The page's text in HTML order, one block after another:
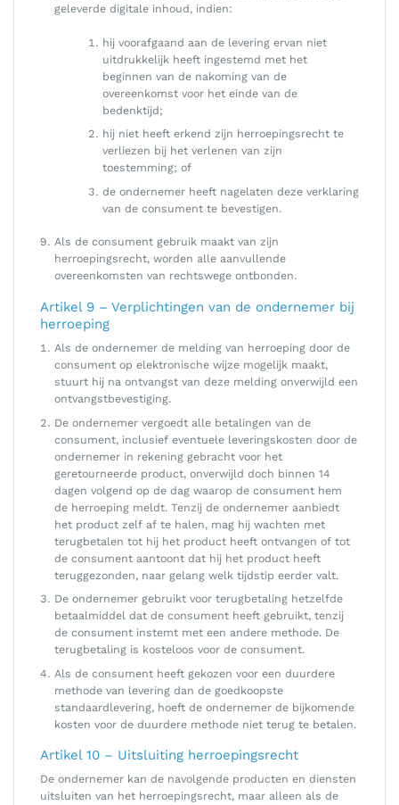
geleverde digitale inhoud, indien:
hij voorafgaand aan de levering ervan niet
uitdrukkelijk heeft ingestemd met het
beginnen van de nakoming van de
overeenkomst voor het einde van de
bedenktijd;
hij niet heeft erkend zijn herroepingsrecht te
verliezen bij het verlenen van zijn
toestemming; of
de ondernemer heeft nagelaten deze verklaring
van de consument te bevestigen.
Als de consument gebruik maakt van zijn
herroepingsrecht, worden alle aanvullende
overeenkomsten van rechtswege ontbonden.
Artikel 9 – Verplichtingen van de ondernemer bij
herroeping
Als de ondernemer de melding van herroeping door de
consument op elektronische wijze mogelijk maakt,
stuurt hij na ontvangst van deze melding onverwijld een
ontvangstbevestiging.
De ondernemer vergoedt alle betalingen van de
consument, inclusief eventuele leveringskosten door de
ondernemer in rekening gebracht voor het
geretourneerde product, onverwijld doch binnen 14
dagen volgend op de dag waarop de consument hem
de herroeping meldt. Tenzij de ondernemer aanbiedt
het product zelf af te halen, mag hij wachten met
terugbetalen tot hij het product heeft ontvangen of tot
de consument aantoont dat hij het product heeft
teruggezonden, naar gelang welk tijdstip eerder valt.
De ondernemer gebruikt voor terugbetaling hetzelfde
betaalmiddel dat de consument heeft gebruikt, tenzij
de consument instemt met een andere methode. De
terugbetaling is kosteloos voor de consument.
Als de consument heeft gekozen voor een duurdere
methode van levering dan de goedkoopste
standaardlevering, hoeft de ondernemer de bijkomende
kosten voor de duurdere methode niet terug te betalen.
Artikel 10 – Uitsluiting herroepingsrecht
De ondernemer kan de navolgende producten en diensten
uitsluiten van het herroepingsrecht, maar alleen als de